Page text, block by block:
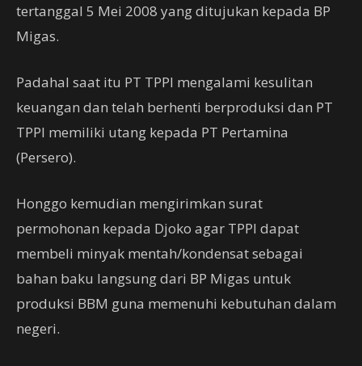
tertanggal 5 Mei 2008 yang ditujukan kepada BP
Migas.
Padahal saat itu PT TPPI mengalami kesulitan
keuangan dan telah berhenti berproduksi dan PT
TPPI memiliki utang kepada PT Pertamina
(Persero).
Honggo kemudian mengirimkan surat
permohonan kepada Djoko agar TPPI dapat
membeli minyak mentah/kondensat sebagai
bahan baku langsung dari BP Migas untuk
produksi BBM guna memenuhi kebutuhan dalam
negeri.